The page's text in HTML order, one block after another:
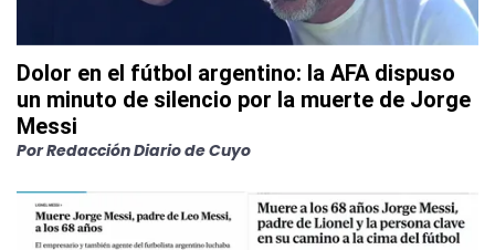
Dolor en el fútbol argentino: la AFA dispuso
un minuto de silencio por la muerte de Jorge
Messi
PorRedacción Diario de Cuyo